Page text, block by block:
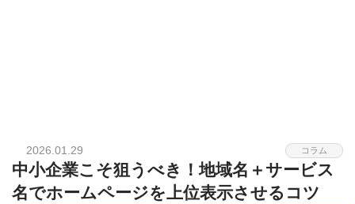
2026.01.29 コラム
中小企業こそ狙うべき！地域名＋サービス
名でホームページを上位表示させるコツ